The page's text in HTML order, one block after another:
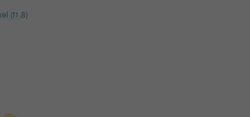
(f1.8)